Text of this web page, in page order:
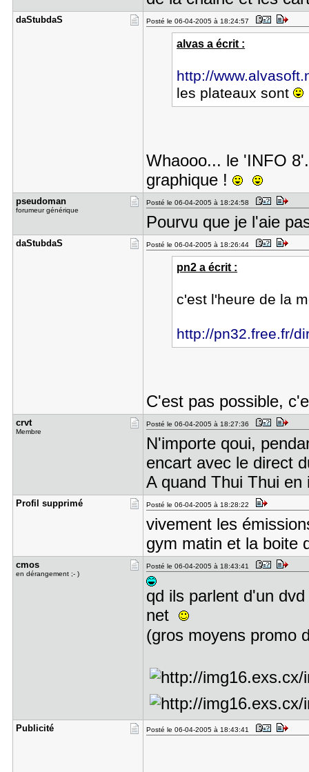
daStubdaS Posté le 06-04-2005 à 18:24:57
alvas a écrit :
http://
les plateaux sont
Whaooo... le 'INFO
graphique !
pseudoman
forumeur générique
Posté le 06-04-2005 à 18:24:58
Pourvu que je l'aie
daStubdaS Posté le 06-04-2005 à 18:26:44
pn2 a écrit :
c'est l'heure de la
http://pn32.free.fr/
C'est pas possible,
crvt
Membre
Posté le 06-04-2005 à 18:27:36
N'importe qoui,
encart avec le direct
A quand Thui Thui
Profil sup​primé Posté le 06-04-2005 à 18:28:22
vivement les
gym matin et la boite
cmos
en dérangement ;- )
Posté le 06-04-2005 à 18:43:41
qd ils parlent d'un
net
(gros moyens promo
Publicité Posté le 06-04-2005 à 18:43:41